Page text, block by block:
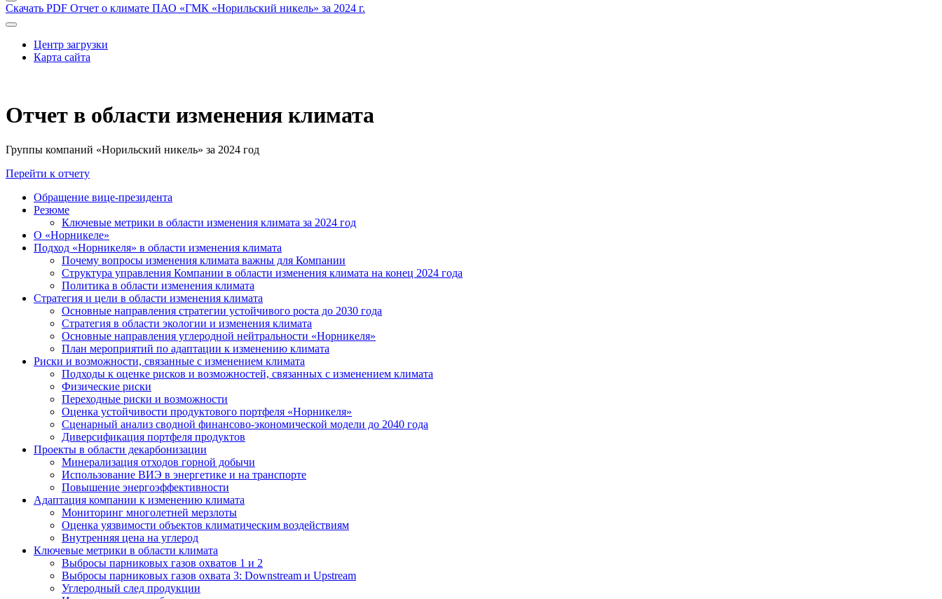
Скачать PDF Отчет о климате ПАО «ГМК «Норильский никель» за 2024 г.
Центр загрузки
Карта сайта
Отчет в области изменения климата
Группы компаний «Норильский никель» за 2024 год
Перейти к отчету
Обращение вице-президента
Резюме
Ключевые метрики в области изменения климата за 2024 год
О «Норникеле»
Подход «Норникеля» в области изменения климата
Почему вопросы изменения климата важны для Компании
Структура управления Компании в области изменения климата на конец 2024 года
Политика в области изменения климата
Стратегия и цели в области изменения климата
Основные направления стратегии устойчивого роста до 2030 года
Стратегия в области экологии и изменения климата
Основные направления углеродной нейтральности «Норникеля»
План мероприятий по адаптации к изменению климата
Риски и возможности, связанные с изменением климата
Подходы к оценке рисков и возможностей, связанных с изменением климата
Физические риски
Переходные риски и возможности
Оценка устойчивости продуктового портфеля «Норникеля»
Сценарный анализ сводной финансово-экономической модели до 2040 года
Диверсификация портфеля продуктов
Проекты в области декарбонизации
Минерализация отходов горной добычи
Использование ВИЭ в энергетике и на транспорте
Повышение энергоэффективности
Адаптация компании к изменению климата
Мониторинг многолетней мерзлоты
Оценка уязвимости объектов климатическим воздействиям
Внутренняя цена на углерод
Ключевые метрики в области климата
Выбросы парниковых газов охватов 1 и 2
Выбросы парниковых газов охвата 3: Downstream и Upstream
Углеродный след продукции